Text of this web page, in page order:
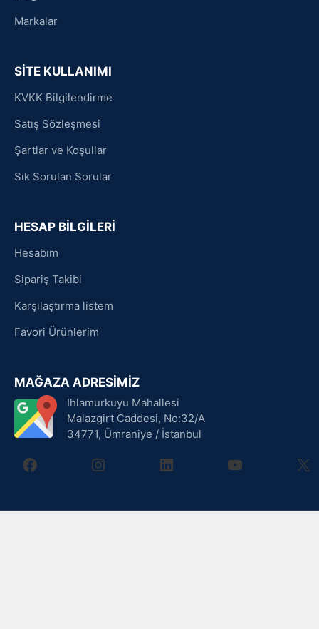
Markalar
SİTE KULLANIMI
KVKK Bilgilendirme
Satış Sözleşmesi
Şartlar ve Koşullar
Sık Sorulan Sorular
HESAP BİLGİLERİ
Hesabım
Sipariş Takibi
Karşılaştırma listem
Favori Ürünlerim
MAĞAZA ADRESİMİZ
Ihlamurkuyu Mahallesi
Malazgirt Caddesi, No:32/A
34771, Ümraniye / İstanbul
facebookinstagramlinkedin youtube X